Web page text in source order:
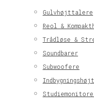
Gulvhøjttalere
Reol &
Trådløse &
Soundbarer
Subwoofere